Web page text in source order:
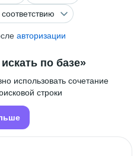
авторизации
по базе»
использовать сочетание
строки